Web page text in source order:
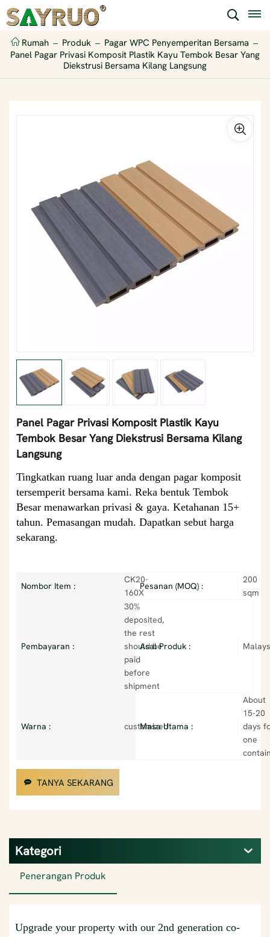
Rumah Produk
Pagar WPC Penyemperitan Bersama
Panel Pagar Privasi Komposit Plastik Kayu Tembok Besar Yang
Diekstrusi Bersama Kilang Langsung
Panel Pagar Privasi Komposit Plastik Kayu
Tembok Besar Yang Diekstrusi Bersama Kilang
Langsung
Tingkatkan ruang luar anda dengan pagar komposit
tersemperit bersama kami. Reka bentuk Tembok
Besar menawarkan privasi & gaya. Ketahanan 15+
tahun. Pemasangan mudah. ​​Dapatkan sebut harga
sekarang.
Nombor Item :
CK20-
160X
Pesanan (MOQ) :
200
sqm
Pembayaran :
30%
deposited,
the rest
should be
paid
before
shipment
Asal Produk :
Warna : customized
Masa Utama :
About
15-20
days
one
TANYA SEKARANG
Kategori
Penerangan Produk
Upgrade your property with our 2nd generation co-